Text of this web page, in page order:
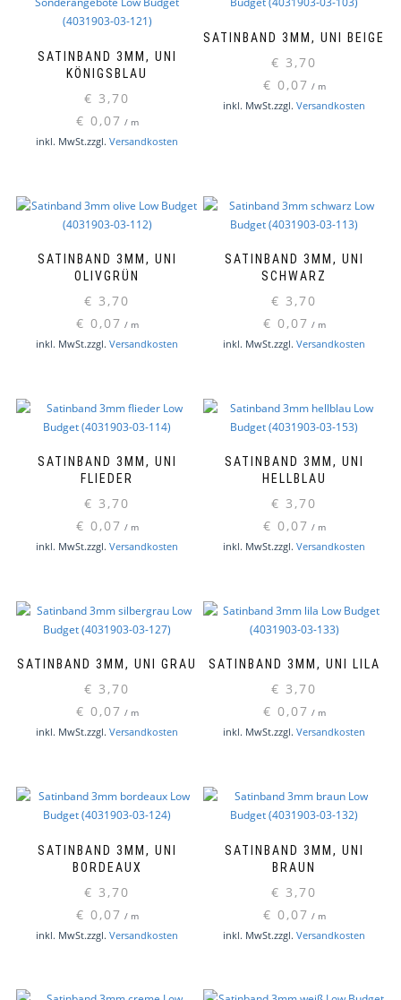
SATINBAND 3MM, UNI
KÖNIGSBLAU
€ 3,70
€ 0,07 / m
inkl. MwSt.zzgl. Versandkosten
SATINBAND 3MM, UNI BEIGE
€ 3,70
€ 0,07 / m
inkl. MwSt.zzgl. Versandkosten
SATINBAND 3MM, UNI
OLIVGRÜN
€ 3,70
€ 0,07 / m
inkl. MwSt.zzgl. Versandkosten
SATINBAND 3MM, UNI
SCHWARZ
€ 3,70
€ 0,07 / m
inkl. MwSt.zzgl. Versandkosten
SATINBAND 3MM, UNI
FLIEDER
€ 3,70
€ 0,07 / m
inkl. MwSt.zzgl. Versandkosten
SATINBAND 3MM, UNI
HELLBLAU
€ 3,70
€ 0,07 / m
inkl. MwSt.zzgl. Versandkosten
SATINBAND 3MM, UNI GRAU
€ 3,70
€ 0,07 / m
inkl. MwSt.zzgl. Versandkosten
SATINBAND 3MM, UNI LILA
€ 3,70
€ 0,07 / m
inkl. MwSt.zzgl. Versandkosten
SATINBAND 3MM, UNI
BORDEAUX
€ 3,70
€ 0,07 / m
inkl. MwSt.zzgl. Versandkosten
SATINBAND 3MM, UNI
BRAUN
€ 3,70
€ 0,07 / m
inkl. MwSt.zzgl. Versandkosten